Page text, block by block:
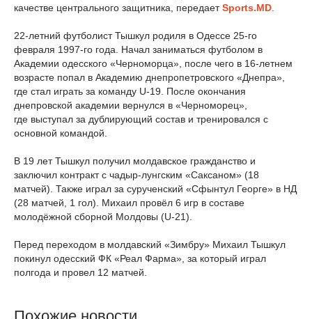
качестве центрального защитника, передаетSports.MD
22-летний футболист Тышкул родиля в Одессе 25-го
февраля 1997-го года. Начал заниматься футболом в
Академии одесского «Черноморца», после чего в 16-летнем
возрасте попал в Академию днепропетровского «Днепра»,
где стал играть за команду U-19. После окончания
днепровской академии вернулся в «Черноморец»,
где выступал за дублирующий состав и тренировался с
основной командой.
В 19 лет Тышкул получил молдавское гражданство и
заключил контракт с чадыр-лунгским «Саксаном» (18
матчей). Также играл за сурученский «Сфынтул Георге» в НД
(28 матчей, 1 гол). Михаил провёл 6 игр в составе
молодёжной сборной Молдовы (U-21).
Перед переходом в молдавский «Зимбру» Михаил Тышкул
покинул одесский ФК «Реал Фарма», за который играл
полгода и провел 12 матчей.